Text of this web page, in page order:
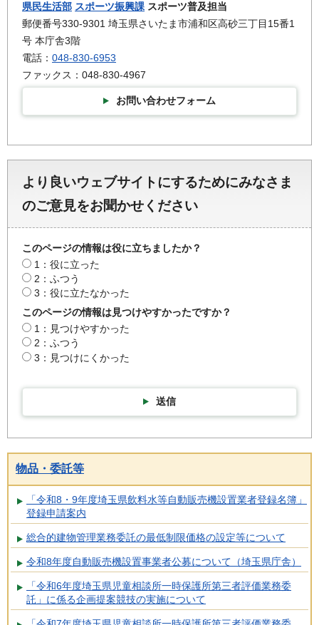
県民生活部 スポーツ振興課 スポーツ普及担当
郵便番号330-9301 埼玉県さいたま市浦和区高砂三丁目15番1
号 本庁舎3階
電話： 048-830-6953
ファックス：048-830-4967
お問い合わせフォーム
より良いウェブサイトにするためにみなさま
のご意見をお聞かせください
このページの情報は役に立ちましたか？
1：役に立った
2：ふつう
3：役に立たなかった
このページの情報は見つけやすかったですか？
1：見つけやすかった
2：ふつう
3：見つけにくかった
送信
物品・委託等
「令和8・9年度埼玉県飲料水等自動販売機設置業者登録名簿」
登録申請案内
総合的建物管理業務委託の最低制限価格の設定等について
令和8年度自動販売機設置事業者公募について（埼玉県庁舎）
「令和6年度埼玉県児童相談所一時保護所第三者評価業務委
託」に係る企画提案競技の実施について